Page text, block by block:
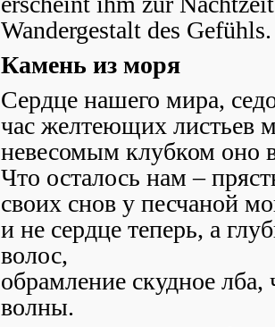
Wandergestalt des Gefühls.
Камень из моря
Сердце нашего мира,
час желтеющих листьев
невесомым клубком оно
Что осталось нам –
своих снов у песчаной
и не сердце теперь, а
волос,
обрамление скудное
волны.